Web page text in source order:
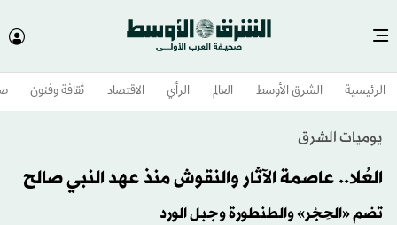
الرئيسية الشرق الأوسط​ العالم الرأي الاقتصاد ثقافة وفنون
يوميات الشرق
العُلا.. عاصمة الآثار والنقوش منذ عهد النبي صالح
تضم «الحِجْر» والطنطورة وجبل الورد